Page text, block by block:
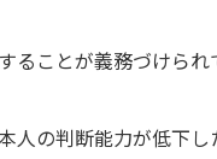
ることが義務づけられ
人の判断能力が低下し